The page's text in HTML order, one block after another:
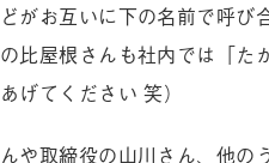
がお互いに下の名前で呼び
比屋根さんも社内では「た
げてください 笑）
や取締役の山川さん、他の